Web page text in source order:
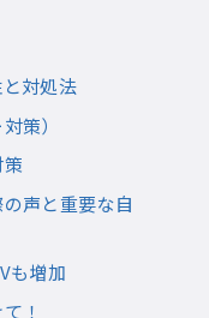
対処法
策）
声と重要な自
も増加
！